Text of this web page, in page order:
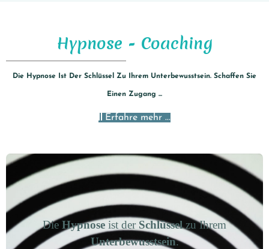
Hypnose - Coaching
Die Hypnose Ist Der Schlüssel Zu Ihrem Unterbewusstsein. Schaffen Sie
Einen Zugang ...
Erfahre mehr ...
Die Hypnose ist der Schlüsselzu Ihrem
Unterbewusstsein.